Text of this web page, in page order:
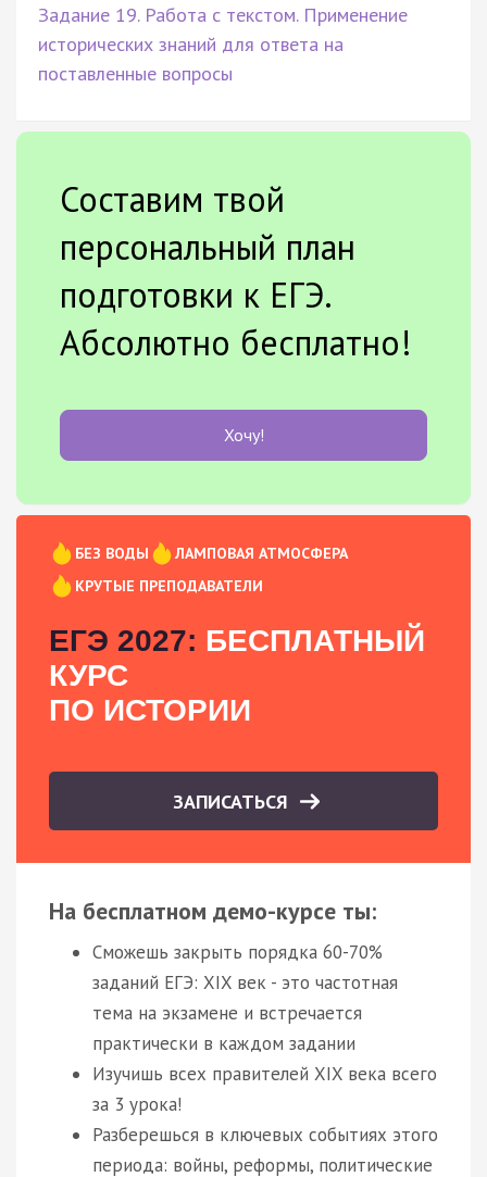
Задание 19. Работа с текстом. Применение
исторических знаний для ответа на
поставленные вопросы
Составим твой
персональный план
подготовки к ЕГЭ.
Абсолютно бесплатно!
Хочу!
БЕЗ ВОДЫ
ЛАМПОВАЯ АТМОСФЕРА
КРУТЫЕ ПРЕПОДАВАТЕЛИ
ЕГЭ 2027: БЕСПЛАТНЫЙ
КУРС
ПО ИСТОРИИ
ЗАПИСАТЬСЯ
На бесплатном демо-курсе ты:
Сможешь закрыть порядка 60-70%
заданий ЕГЭ: XIX век - это частотная
тема на экзамене и встречается
практически в каждом задании
Изучишь всех правителей XIX века всего
за 3 урока!
Разберешься в ключевых событиях этого
периода: войны, реформы, политические